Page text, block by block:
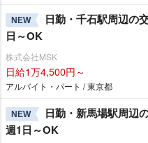
NEW
日勤・千石駅周辺の
日～OK
株式会社MSK
日給1万4,500円～
アルバイト・パート / 東京都
NEW
日勤・新馬場駅周辺
週1日～OK